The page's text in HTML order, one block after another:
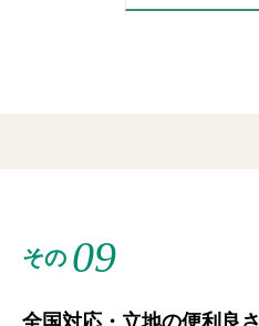
その 09
全国対応・立地の便利良さ